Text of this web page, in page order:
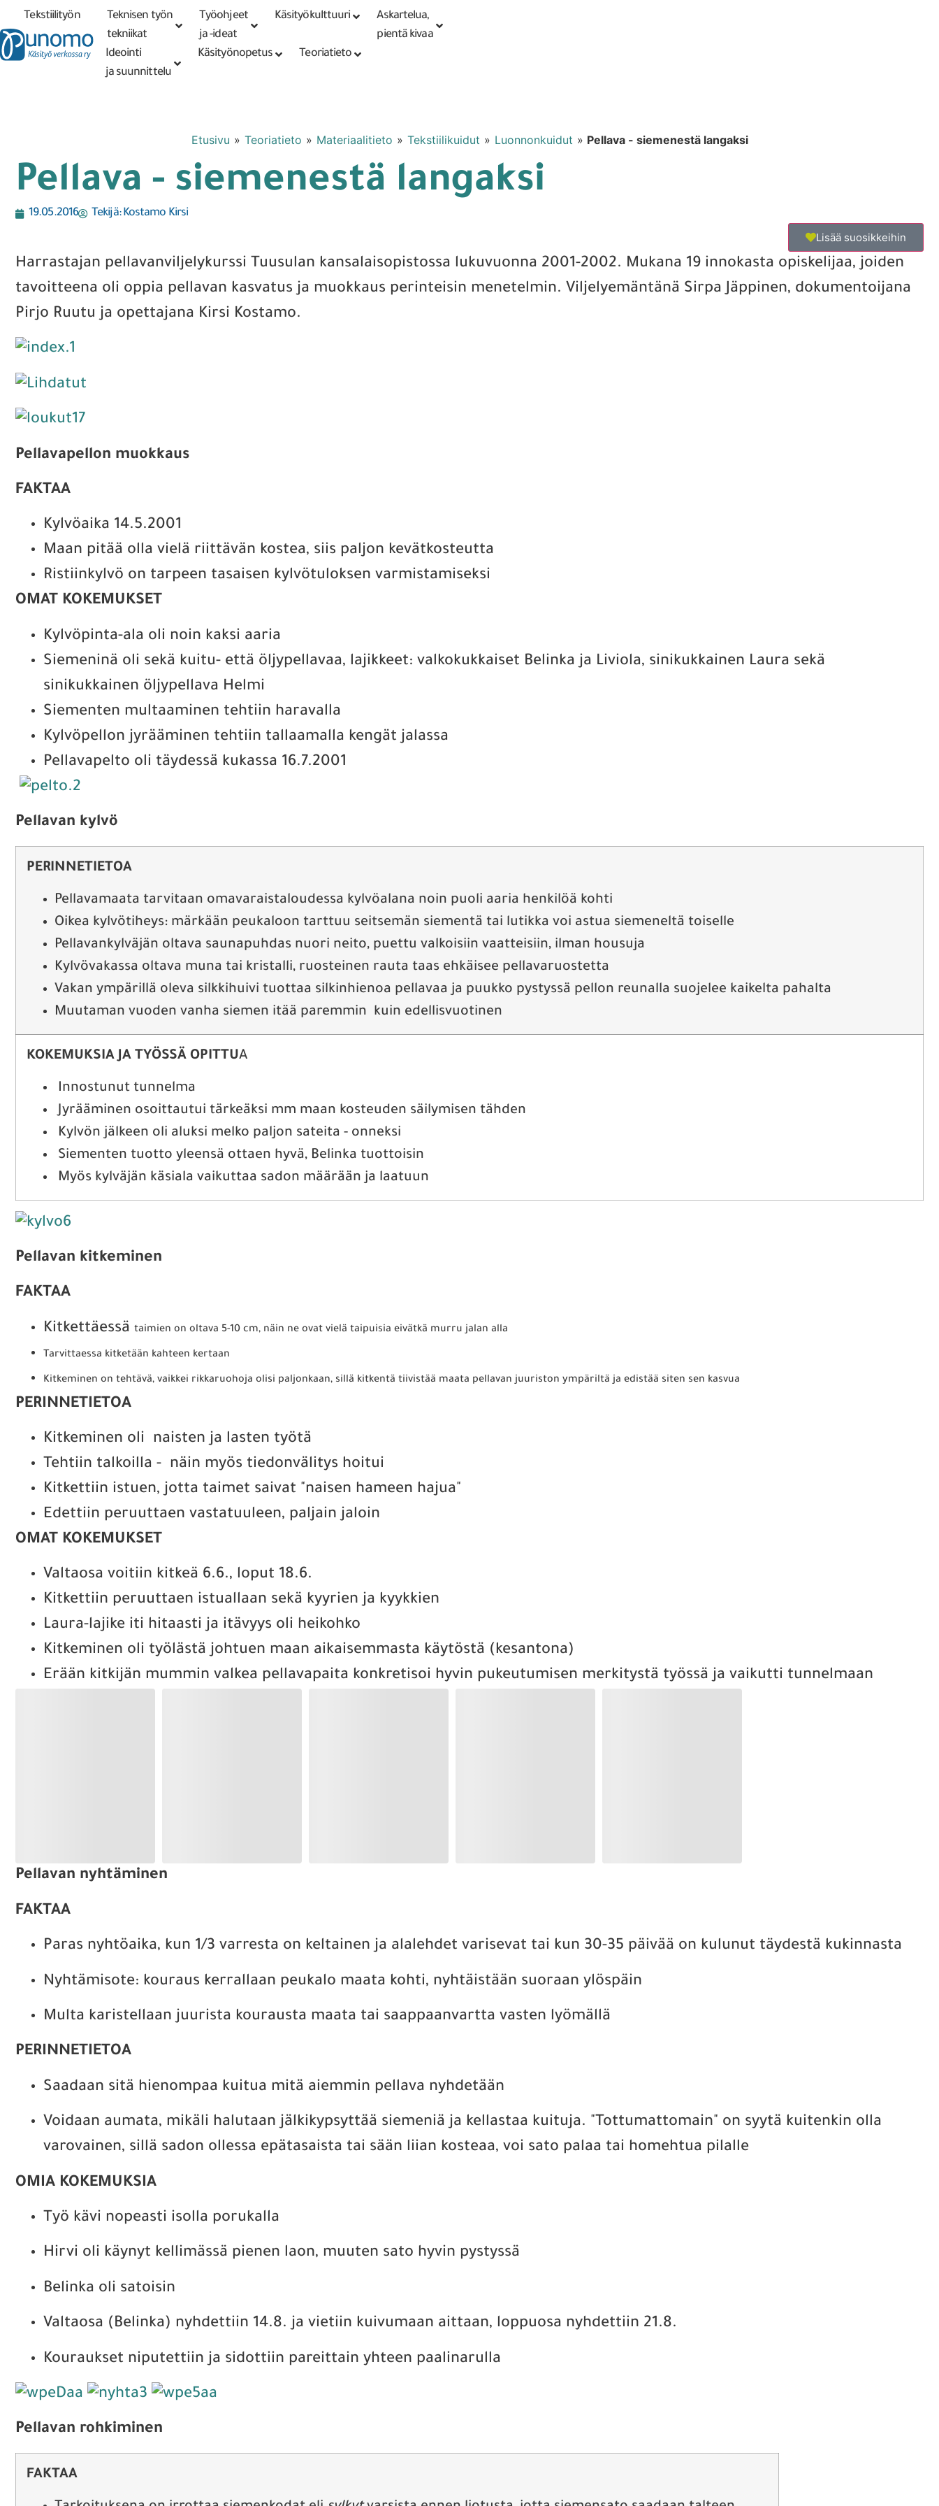
Tarkennettu PunomoputiikkiKirjaudu tai
rekisteröidy
Tekstiilityön
tekniikat
Teknisen työn
tekniikat
Työohjeet
ja -ideat
Käsityökulttuuri
Askartelua,
pientä kivaa
Ideointi
ja suunnittelu
Käsityönopetus Teoriatieto
Etusivu » Teoriatieto » Materiaalitieto » Tekstiilikuidut » Luonnonkuidut » Pellava - siemenestä langaksi
Pellava - siemenestä langaksi
19.05.2016 Tekijä:Kostamo Kirsi
Lisää suosikkeihin
Harrastajan pellavanviljelykurssi Tuusulan kansalaisopistossa lukuvuonna 2001-2002. Mukana 19 innokasta opiskelijaa, joiden
tavoitteena oli oppia pellavan kasvatus ja muokkaus perinteisin menetelmin. Viljelyemäntänä Sirpa Jäppinen, dokumentoijana
Pirjo Ruutu ja opettajana Kirsi Kostamo.
Pellavapellon muokkaus
FAKTAA
Kylvöaika 14.5.2001
Maan pitää olla vielä riittävän kostea, siis paljon kevätkosteutta
Ristiinkylvö on tarpeen tasaisen kylvötuloksen varmistamiseksi
OMAT KOKEMUKSET
Kylvöpinta-ala oli noin kaksi aaria
Siemeninä oli sekä kuitu- että öljypellavaa, lajikkeet: valkokukkaiset Belinka ja Liviola, sinikukkainen Laura sekä
sinikukkainen öljypellava Helmi
Siementen multaaminen tehtiin haravalla
Kylvöpellon jyrääminen tehtiin tallaamalla kengät jalassa
Pellavapelto oli täydessä kukassa 16.7.2001
Pellavan kylvö
PERINNETIETOA
Pellavamaata tarvitaan omavaraistaloudessa kylvöalana noin puoli aaria henkilöä kohti
Oikea kylvötiheys: märkään peukaloon tarttuu seitsemän siementä tai lutikka voi astua siemeneltä toiselle
Pellavankylväjän oltava saunapuhdas nuori neito, puettu valkoisiin vaatteisiin, ilman housuja
Kylvövakassa oltava muna tai kristalli, ruosteinen rauta taas ehkäisee pellavaruostetta
Vakan ympärillä oleva silkkihuivi tuottaa silkinhienoa pellavaa ja puukko pystyssä pellon reunalla suojelee kaikelta pahalta
Muutaman vuoden vanha siemen itää paremmin kuin edellisvuotinen
KOKEMUKSIA JA TYÖSSÄ OPITTUA
Innostunut tunnelma
Jyrääminen osoittautui tärkeäksi mm maan kosteuden säilymisen tähden
Kylvön jälkeen oli aluksi melko paljon sateita - onneksi
Siementen tuotto yleensä ottaen hyvä, Belinka tuottoisin
Myös kylväjän käsiala vaikuttaa sadon määrään ja laatuun
Pellavan kitkeminen
FAKTAA
Kitkettäessä taimien on oltava 5-10 cm, näin ne ovat vielä taipuisia eivätkä murru jalan alla
Tarvittaessa kitketään kahteen kertaan
Kitkeminen on tehtävä, vaikkei rikkaruohoja olisi paljonkaan, sillä kitkentä tiivistää maata pellavan juuriston ympäriltä ja edistää siten sen kasvua
PERINNETIETOA
Kitkeminen oli naisten ja lasten työtä
Tehtiin talkoilla - näin myös tiedonvälitys hoitui
Kitkettiin istuen, jotta taimet saivat "naisen hameen hajua"
Edettiin peruuttaen vastatuuleen, paljain jaloin
OMAT KOKEMUKSET
Valtaosa voitiin kitkeä 6.6., loput 18.6.
Kitkettiin peruuttaen istuallaan sekä kyyrien ja kyykkien
Laura-lajike iti hitaasti ja itävyys oli heikohko
Kitkeminen oli työlästä johtuen maan aikaisemmasta käytöstä (kesantona)
Erään kitkijän mummin valkea pellavapaita konkretisoi hyvin pukeutumisen merkitystä työssä ja vaikutti tunnelmaan
Pellavan nyhtäminen
FAKTAA
Paras nyhtöaika, kun 1/3 varresta on keltainen ja alalehdet varisevat tai kun 30-35 päivää on kulunut täydestä kukinnasta
Nyhtämisote: kouraus kerrallaan peukalo maata kohti, nyhtäistään suoraan ylöspäin
Multa karistellaan juurista kourausta maata tai saappaanvartta vasten lyömällä
PERINNETIETOA
Saadaan sitä hienompaa kuitua mitä aiemmin pellava nyhdetään
Voidaan aumata, mikäli halutaan jälkikypsyttää siemeniä ja kellastaa kuituja. "Tottumattomain" on syytä kuitenkin olla
varovainen, sillä sadon ollessa epätasaista tai sään liian kosteaa, voi sato palaa tai homehtua pilalle
OMIA KOKEMUKSIA
Työ kävi nopeasti isolla porukalla
Hirvi oli käynyt kellimässä pienen laon, muuten sato hyvin pystyssä
Belinka oli satoisin
Valtaosa (Belinka) nyhdettiin 14.8. ja vietiin kuivumaan aittaan, loppuosa nyhdettiin 21.8.
Kouraukset niputettiin ja sidottiin pareittain yhteen paalinarulla
Pellavan rohkiminen
FAKTAA